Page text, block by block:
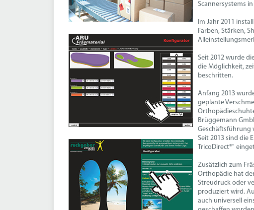
Scannersystems
Im Jahr 2011
Farben, Stärken,
Seit 2012 wurde
die Möglichkeit,
beschritten.
Anfang 2013
geplante
Brüggemann
Geschäftsführung
Seit 2013 sind die
TricoDirect®"
Zusätzlich zum
Orthopädie hat
Streudruck oder
produziert wird.
auch universell